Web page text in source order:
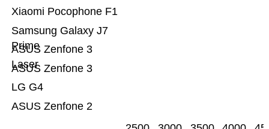
ASUS Zenfone 2
LG G4
ASUS Zenfone 3
ASUS Zenfone 3
Laser
Samsung Galaxy J7
Prime
Xiaomi Pocophone F1